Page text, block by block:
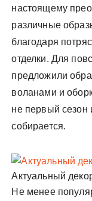
настоящему
различные
благодаря
отделки. Для
предложили
воланами и
не первый сезон
собирается.
Актуальный
Не менее